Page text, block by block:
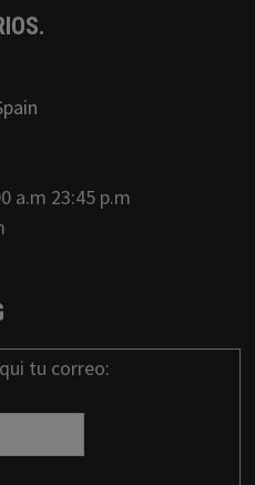
a.m 23:45 p.m
tu correo: